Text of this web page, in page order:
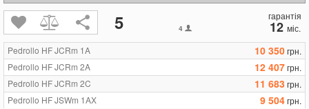
5 4
гарантія
12 міс.
Pedrollo HF JCRm 1A
10 350грн.
Pedrollo HF JCRm 2A
12 407грн.
Pedrollo HF JCRm 2C
11 683грн.
Pedrollo HF JSWm 1AX
9 504грн.